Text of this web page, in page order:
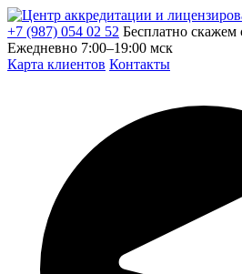
+7 (987) 054 02 52 Бесплатно скажем
Ежедневно 7:00–19:00 мск
Карта клиентов Контакты